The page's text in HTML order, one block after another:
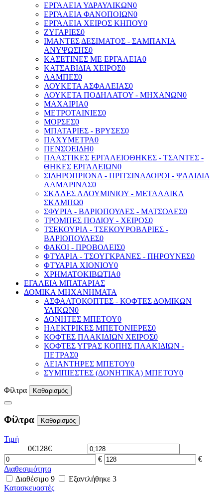
ΕΡΓΑΛΕΙΑ ΥΔΡΑΥΛΙΚΩΝ0
ΕΡΓΑΛΕΙΑ ΦΑΝΟΠΟΙΩΝ0
ΕΡΓΑΛΕΙΑ ΧΕΙΡΟΣ ΚΗΠΟΥ0
ΖΥΓΑΡΙΕΣ0
ΙΜΑΝΤΕΣ ΔΕΣΙΜΑΤΟΣ - ΣΑΜΠΑΝΙΑ
ΑΝΥΨΩΣΗΣ0
ΚΑΣΕΤΙΝΕΣ ΜΕ ΕΡΓΑΛΕΙΑ0
ΚΑΤΣΑΒΙΔΙΑ ΧΕΙΡΟΣ0
ΛΑΜΠΕΣ0
ΛΟΥΚΕΤΑ ΑΣΦΑΛΕΙΑΣ0
ΛΟΥΚΕΤΑ ΠΟΔΗΛΑΤΟΥ - ΜΗΧΑΝΩΝ0
ΜΑΧΑΙΡΙΑ0
ΜΕΤΡΟΤΑΙΝΙΕΣ0
ΜΟΡΣΕΣ0
ΜΠΑΤΑΡΙΕΣ - ΒΡΥΣΕΣ0
ΠΑΧΥΜΕΤΡΑ0
ΠΕΝΣΟΕΙΔΗ0
ΠΛΑΣΤΙΚΕΣ ΕΡΓΑΛΕΙΟΘΗΚΕΣ - ΤΣΑΝΤΕΣ -
ΘΗΚΕΣ ΕΡΓΑΛΕΙΩΝ0
ΣΙΔΗΡΟΠΡΙΟΝΑ - ΠΡΙΤΣΙΝΑΔΟΡΟΙ - ΨΑΛΙΔΙΑ
ΛΑΜΑΡΙΝΑΣ0
ΣΚΑΛΕΣ ΑΛΟΥΜΙΝΙΟΥ - ΜΕΤΑΛΛΙΚΑ
ΣΚΑΜΠΩ0
ΣΦΥΡΙΑ - ΒΑΡΙΟΠΟΥΛΕΣ - ΜΑΤΣΟΛΕΣ0
ΤΡΟΜΠΕΣ ΠΟΔΙΟΥ - ΧΕΙΡΟΣ0
ΤΣΕΚΟΥΡΙΑ - ΤΣΕΚΟΥΡΟΒΑΡΙΕΣ -
ΒΑΡΙΟΠΟΥΛΕΣ0
ΦΑΚΟΙ - ΠΡΟΒΟΛΕΙΣ0
ΦΤΥΑΡΙΑ - ΤΣΟΥΓΚΡΑΝΕΣ - ΠΗΡΟΥΝΕΣ0
ΦΤΥΑΡΙΑ ΧΙΟΝΙΟΥ0
ΧΡΗΜΑΤΟΚΙΒΩΤΙΑ0
ΕΓΑΛΕΙΑ ΜΠΑΤΑΡΙΑΣ
ΔΟΜΙΚΑ ΜΗΧΑΝΗΜΑΤΑ
ΑΣΦΑΛΤΟΚΟΠΤΕΣ - ΚΟΦΤΕΣ ΔΟΜΙΚΩΝ
ΥΛΙΚΩΝ0
ΔΟΝΗΤΕΣ ΜΠΕΤΟΥ0
ΗΛΕΚΤΡΙΚΕΣ ΜΠΕΤΟΝΙΕΡΕΣ0
ΚΟΦΤΕΣ ΠΛΑΚΙΔΙΩΝ ΧΕΙΡΟΣ0
ΚΟΦΤΕΣ ΥΓΡΑΣ ΚΟΠΗΣ ΠΛΑΚΙΔΙΩΝ -
ΠΕΤΡΑΣ0
ΛΕΙΑΝΤΗΡΕΣ ΜΠΕΤΟΥ0
ΣΥΜΠΙΕΣΤΕΣ (ΔΟΝΗΤΙΚΑ) ΜΠΕΤΟΥ0
Φίλτρα Καθαρισμός
Φίλτρα Καθαρισμός
Τιμή
0€128€
€
€
Διαθεσιμότητα
Διαθέσιμο 9 Εξαντλήθηκε 3
Κατασκευαστές